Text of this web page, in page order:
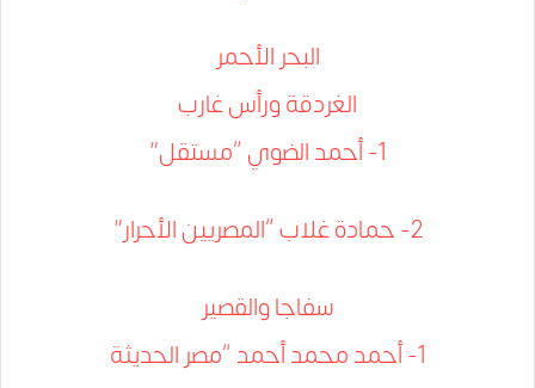
البحر الأحمر
الغردقة ورأس غارب
1- أحمد الضوي “مستقل”
2- حمادة غلاب “المصريين الأحرار”
سفاجا والقصير
1- أحمد محمد أحمد “مصر الحديثة